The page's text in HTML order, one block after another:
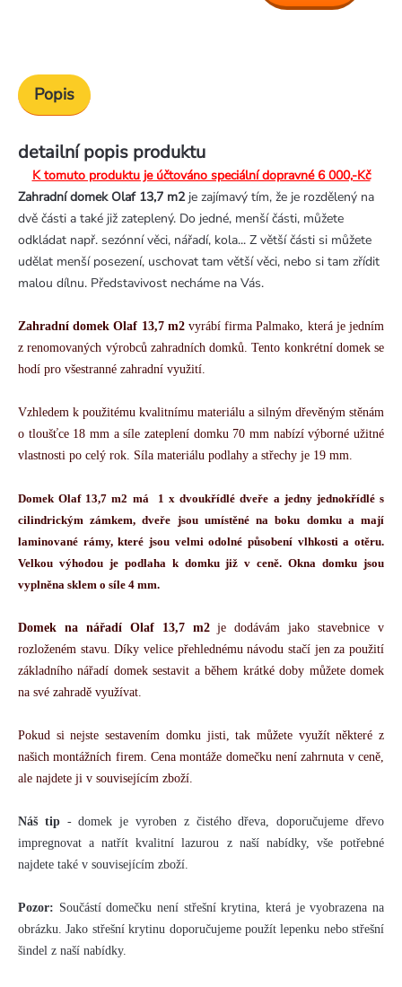
Popis
detailní popis produktu
K tomuto produktu je účtováno speciální dopravné 6 000,-Kč
Zahradní domek Olaf 13,7 m2 je zajímavý tím, že je rozdělený na
dvě části a také již zateplený. Do jedné, menší části, můžete
odkládat např. sezónní věci, nářadí, kola... Z větší části si můžete
udělat menší posezení, uschovat tam větší věci, nebo si tam zřídit
malou dílnu. Představivost necháme na Vás.
Zahradní domek Olaf 13,7 m2 vyrábí firma Palmako, která je jedním
z renomovaných výrobců zahradních domků. Tento konkrétní domek se
hodí pro všestranné zahradní využití.
Vzhledem k použitému kvalitnímu materiálu a silným dřevěným stěnám
o tloušťce 18 mm a síle zateplení domku 70 mm nabízí výborné užitné
vlastnosti po celý rok. Síla materiálu podlahy a střechy je 19 mm.
Domek Olaf 13,7 m2 má  1 x dvoukřídlé dveře a jedny jednokřídlé s
cilindrickým zámkem, dveře jsou umístěné na boku domku a mají
laminované rámy, které jsou velmi odolné působení vlhkosti a otěru.
Velkou výhodou je podlaha k domku již v ceně. Okna domku jsou
vyplněna sklem o síle 4 mm.
Domek na nářadí Olaf 13,7 m2 je dodávám jako stavebnice v
rozloženém stavu. Díky velice přehlednému návodu stačí jen za použití
základního nářadí domek sestavit a během krátké doby můžete domek
na své zahradě využívat.
Pokud si nejste sestavením domku jisti, tak můžete využít některé z
našich montážních firem. Cena montáže domečku není zahrnuta v ceně,
ale najdete ji v souvisejícím zboží.
Náš tip - domek je vyroben z čistého dřeva, doporučujeme dřevo
impregnovat a natřít kvalitní lazurou z naší nabídky, vše potřebné
najdete také v souvisejícím zboží.
Pozor: Součástí domečku není střešní krytina, která je vyobrazena na
obrázku. Jako střešní krytinu doporučujeme použít lepenku nebo střešní
šindel z naší nabídky.